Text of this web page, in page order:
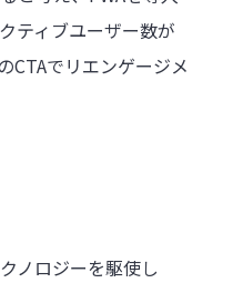
ティブユーザー数が
CTAでリエンゲージメ
ノロジーを駆使し